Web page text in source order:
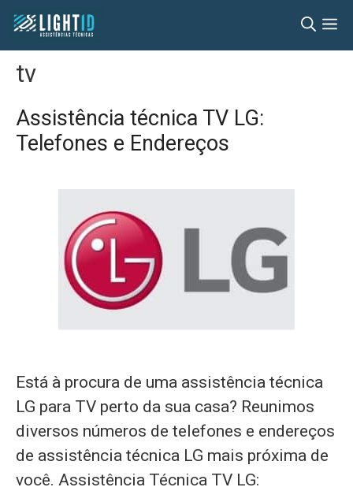
Pular
para
conteúdo
tv
Assistência técnica TV LG:
Telefones e Endereços
Está à procura de uma assistência técnica
LG para TV perto da sua casa? Reunimos
diversos números de telefones e endereços
de assistência técnica LG mais próxima de
você. Assistência Técnica TV LG: